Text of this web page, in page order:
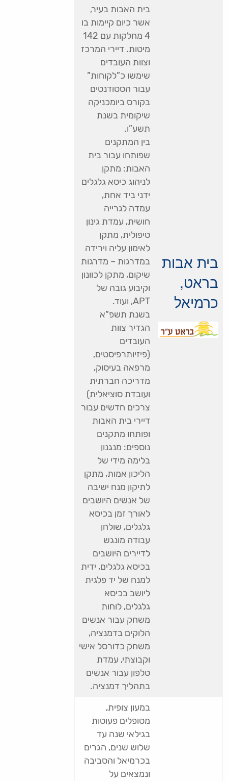
בית אבות
בראט,
כרמיאל
בית האבות בעיר,
אשר כיום קיימות בו
4 מחלקות עם 142
מיטות. דיירי המרכז
וצוות העובדים
שימשו כ”לקוחות”
עבור הסטודנטים
בקורס ביומכניקה
שיקומית בשנת
תשע”ו.
בין המתקנים
שפותחו עבור בית
האבות: מתקן
לניהוג כיסא גלגלים
ידני ביד אחת,
עמדה לגרייה
חושית, עמדת גינון
טיפולית, מתקן
לאימון עליה וירידה
במדרגות – מדרגות
שיקום, מתקן לכוונון
וקיבוע גובה של
APT, ועוד.
בשנת תשפ”א
הגדיר צוות
העובדים
(פיזיותרפיסטים,
מרפאה בעיסוק,
מדריכה חברתית
ועובדת סוציאלית)
צרכים חדשים עבור
דיירי בית האבות
ופותחו מתקנים
נוספים: מנגנון
בלימה מידי של
הליכון אמות, מתקן
לתיקון מנח ישיבה
של אנשים היושבים
לאורך זמן בכיסא
גלגלים, שולחן
עבודה מונגש
לדיירים היושבים
בכיסא גלגלים, ידית
למנח של יד פלגית
ליושב בכיסא
גלגלים, לוחות
משחק עבור אנשים
הלוקים בדמנציה,
משחק כדורסל אישי
וקבוצתי, עמדת
טלפון עבור אנשים
בתהליך דמנציה.
במעון צופית,
מטופלים פעוטות
בגילאי שנה עד
שלוש שנים, הגרים
בכרמיאל והסביבה
ונמצאים על